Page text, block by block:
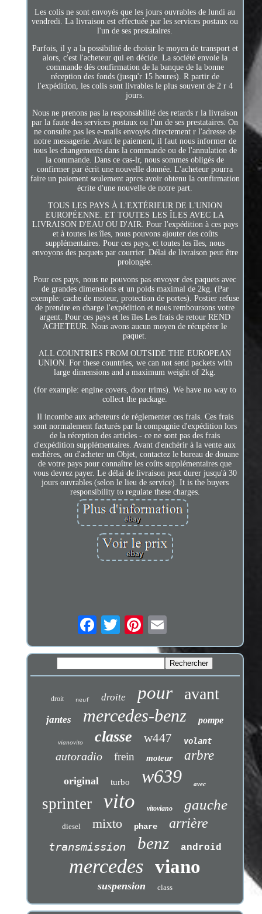
Les colis ne sont envoyés que les jours ouvrables de lundi au
vendredi. La livraison est effectuée par les services postaux ou
l'un de ses prestataires.
Parfois, il y a la possibilité de choisir le moyen de transport et
alors, c'est l'acheteur qui en décide. La société envoie la
commande dés confirmation de la banque de la bonne
réception des fonds (jusqu'r 15 heures). R partir de
l'expédition, les colis sont livrables le plus souvent de 2 r 4
jours.
Nous ne prenons pas la responsabilité des retards r la livraison
par la faute des services postaux ou l'un de ses prestataires. On
ne consulte pas les e-mails envoyés directement r l'adresse de
notre messagerie. Avant le paiement, il faut nous informer de
tous les changements dans la commande ou de l'annulation de
la commande. Dans ce cas-lr, nous sommes obligés de
confirmer par écrit une nouvelle donnée. L'acheteur pourra
faire un paiement seulement aprcs avoir obtenu la confirmation
écrite d'une nouvelle de notre part.
TOUS LES PAYS À L'EXTÉRIEUR DE L'UNION
EUROPÉENNE. ET TOUTES LES ÎLES AVEC LA
LIVRAISON D'EAU OU D'AIR. Pour l'expédition à ces pays
et à toutes les îles, nous pouvons ajouter des coûts
supplémentaires. Pour ces pays, et toutes les îles, nous
envoyons des paquets par courrier. Délai de livraison peut être
prolongée.
Pour ces pays, nous ne pouvons pas envoyer des paquets avec
de grandes dimensions et un poids maximal de 2kg. (Par
exemple: cache de moteur, protection de portes). Postier refuse
de prendre en charge l'expédition et nous remboursons votre
argent. Pour ces pays et les îles Les frais de retour REND
ACHETEUR. Nous avons aucun moyen de récupérer le
paquet.
ALL COUNTRIES FROM OUTSIDE THE EUROPEAN
UNION. For these countries, we can not send packets with
large dimensions and a maximum weight of 2kg.
(for example: engine covers, door trims). We have no way to
collect the package.
Il incombe aux acheteurs de réglementer ces frais. Ces frais
sont normalement facturés par la compagnie d'expédition lors
de la réception des articles - ce ne sont pas des frais
d'expédition supplémentaires. Avant d'enchérir à la vente aux
enchères, ou d'acheter un Objet, contactez le bureau de douane
de votre pays pour connaître les coûts supplémentaires que
vous devrez payer. Le délai de livraison peut durer jusqu'à 30
jours ouvrables (selon le lieu de service). It is the buyers
responsibility to regulate these charges.
droit neuf droite pour avant
jantes mercedes-benz pompe
vianovito classe w447 volant
autoradio frein moteur arbre
original turbo w639 avec
sprinter vito vitoviano gauche
diesel mixto phare arrière
transmission benz android
mercedes viano
suspension class